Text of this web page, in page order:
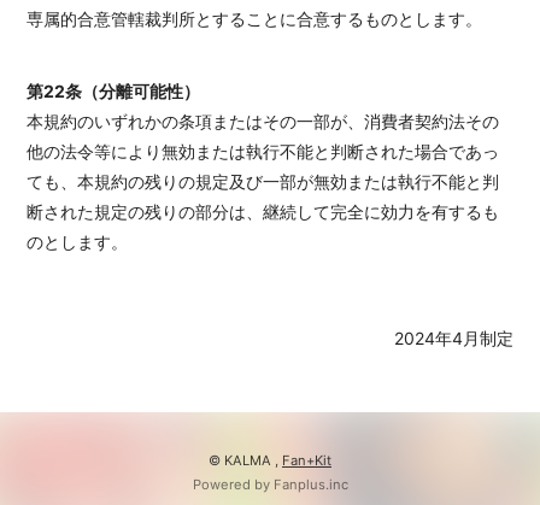
専属的合意管轄裁判所とすることに合意するものとします。
第22条（分離可能性）
本規約のいずれかの条項またはその一部が、消費者契約法その
他の法令等により無効または執行不能と判断された場合であっ
ても、本規約の残りの規定及び一部が無効または執行不能と判
断された規定の残りの部分は、継続して完全に効力を有するも
のとします。
2024年4月制定
© KALMA , Fan+Kit
Powered by Fanplus.inc